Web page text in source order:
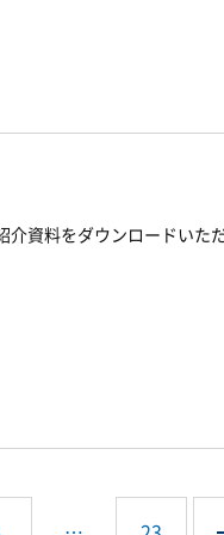
資料をダウンロードいた